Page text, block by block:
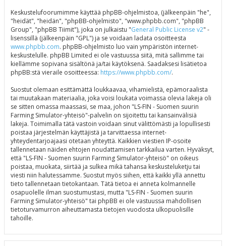
Keskustelufoorumimme käyttää phpBB-ohjelmistoa, (jälkeenpäin "he",
"heidät", "heidän", "phpBB-ohjelmisto", "www.phpbb.com", "phpBB
Group", "phpBB Tiimit"), joka on julkaistu "General Public License v2" -
lisenssillä (jälkeenpäin "GPL") ja se voidaan ladata osoitteesta
www.phpbb.com. phpBB-ohjelmisto luo vain ympäristön internet-
keskustelulle. phpBB Limited ei ole vastuussa siitä, mitä sallimme tai
kiellämme sopivana sisältönä ja/tai käytöksenä. Saadaksesi lisätietoa
phpBB:stä vieraile osoitteessa: https://www.phpbb.com/.
Suostut olemaan esittämättä loukkaavaa, vihamielistä, epämoraalista
tai muutakaan materiaalia, joka voisi loukata voimassa olevia lakeja oli
se sitten omassa maassasi, se maa, johon "LS-FIN - Suomen suurin
Farming Simulator-yhteisö"-palvelin on sijoitettu tai kansainvälisiä
lakeja. Toimimalla tätä vastoin voidaan sinut välittömästi ja lopullisesti
poistaa järjestelmän käyttäjistä ja tarvittaessa internet-
yhteydentarjoajaasi otetaan yhteyttä. Kaikkien viestien IP-osoite
tallennetaan näiden ehtojen noudattamisen tarkkailua varten. Hyväksyt,
että "LS-FIN - Suomen suurin Farming Simulator-yhteisö" on oikeus
poistaa, muokata, siirtää ja sulkea mikä tahansa keskusteluketju tai
viesti niin halutessamme. Suostut myös siihen, että kaikki yllä annettu
tieto tallennetaan tietokantaan. Tätä tietoa ei anneta kolmannelle
osapuolelle ilman suostumustasi, mutta "LS-FIN - Suomen suurin
Farming Simulator-yhteisö" tai phpBB ei ole vastuussa mahdollisen
tietoturvamurron aiheuttamasta tietojen vuodosta ulkopuolisille
tahoille.